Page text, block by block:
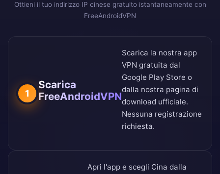
Ottieni il tuo indirizzo IP cinese gratuito istantaneamente con
FreeAndroidVPN
1
Scarica
FreeAndroidVPN
Scarica la nostra app
VPN gratuita dal
Google Play Store o
dalla nostra pagina di
download ufficiale.
Nessuna registrazione
richiesta.
Apri l'app e scegli Cina dalla